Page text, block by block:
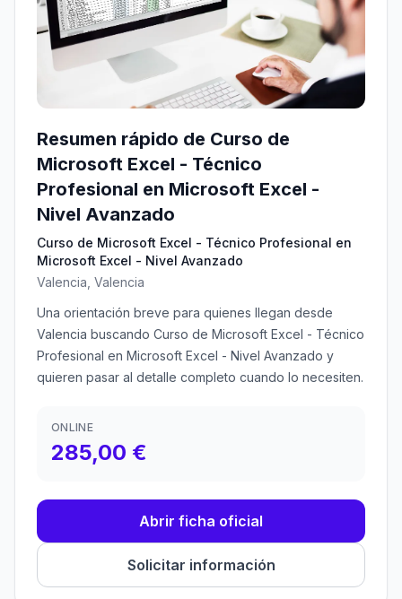
Resumen rápido de Curso de
Microsoft Excel - Técnico
Profesional en Microsoft Excel -
Nivel Avanzado
Curso de Microsoft Excel - Técnico Profesional en
Microsoft Excel - Nivel Avanzado
Valencia, Valencia
Una orientación breve para quienes llegan desde
Valencia buscando Curso de Microsoft Excel - Técnico
Profesional en Microsoft Excel - Nivel Avanzado y
quieren pasar al detalle completo cuando lo necesiten.
ONLINE
285,00 €
Abrir ficha oficial
Solicitar información